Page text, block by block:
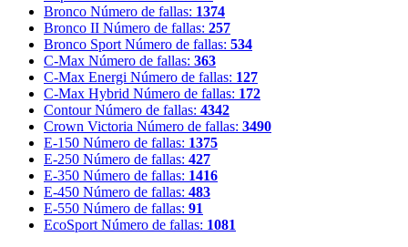
Bronco Número de fallas: 1374
Bronco II Número de fallas: 257
Bronco Sport Número de fallas: 534
C-Max Número de fallas: 363
C-Max Energi Número de fallas: 127
C-Max Hybrid Número de fallas: 172
Contour Número de fallas: 4342
Crown Victoria Número de fallas: 3490
E-150 Número de fallas: 1375
E-250 Número de fallas: 427
E-350 Número de fallas: 1416
E-450 Número de fallas: 483
E-550 Número de fallas: 91
EcoSport Número de fallas: 1081